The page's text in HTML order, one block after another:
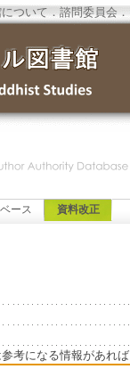
ついて ．諮問委員会 ．
ース 資料改正
考になる情報があれ